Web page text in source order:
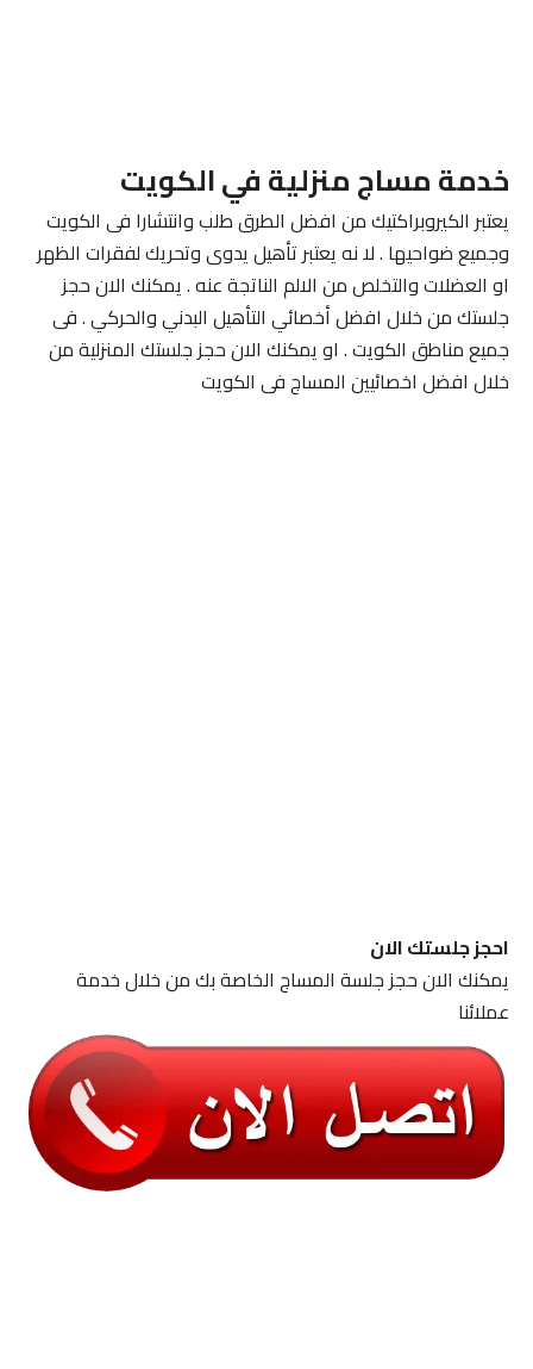
خدمة مساج منزلية في الكويت
يعتبر الكيروبراكتيك من افضل الطرق طلب وانتشارا فى الكويت
وجميع ضواحيها . لا نه يعتبر تأهيل يدوى وتحريك لفقرات الظهر
او العضلات والتخلص من الالم الناتجة عنه . يمكنك الان حجز
جلستك من خلال افضل أخصائي التأهيل البدني والحركي . فى
جميع مناطق الكويت . او يمكنك الان حجز جلستك المنزلية من
خلال افضل اخصائيين المساج فى الكويت
احجز جلستك الان
يمكنك الان حجز جلسة المساج الخاصة بك من خلال خدمة
عملائنا